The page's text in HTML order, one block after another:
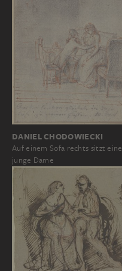
DANIEL CHODOWIECKI
Auf einem Sofa rechts sitzt eine
junge Dame